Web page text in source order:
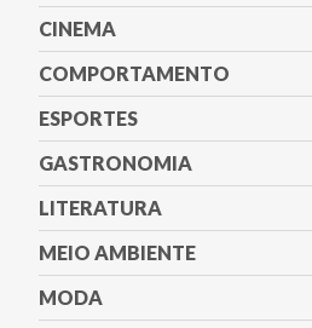
CINEMA
COMPORTAMENTO
ESPORTES
GASTRONOMIA
LITERATURA
MEIO AMBIENTE
MODA